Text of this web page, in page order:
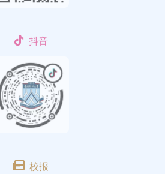
抖音
校报